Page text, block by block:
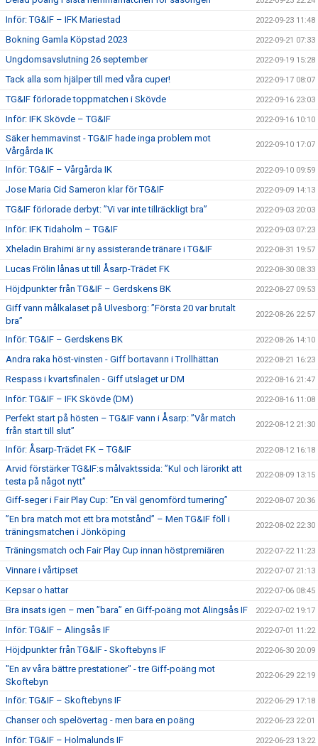
Inför: TG&IF – IFK Mariestad 2022-09-23 11:48
Bokning Gamla Köpstad 2023 2022-09-21 07:33
Ungdomsavslutning 26 september 2022-09-19 15:28
Tack alla som hjälper till med våra cuper! 2022-09-17 08:07
TG&IF förlorade toppmatchen i Skövde 2022-09-16 23:03
Inför: IFK Skövde – TG&IF 2022-09-16 10:10
Säker hemmavinst - TG&IF hade inga problem mot
Vårgårda IK
2022-09-10 17:07
Inför: TG&IF – Vårgårda IK 2022-09-10 09:59
Jose Maria Cid Sameron klar för TG&IF 2022-09-09 14:13
TG&IF förlorade derbyt: ”Vi var inte tillräckligt bra” 2022-09-03 20:03
Inför: IFK Tidaholm – TG&IF 2022-09-03 07:23
Xheladin Brahimi är ny assisterande tränare i TG&IF 2022-08-31 19:57
Lucas Frölin lånas ut till Åsarp-Trädet FK 2022-08-30 08:33
Höjdpunkter från TG&IF – Gerdskens BK 2022-08-27 09:53
Giff vann målkalaset på Ulvesborg: ”Första 20 var brutalt
bra”
2022-08-26 22:57
Inför: TG&IF – Gerdskens BK 2022-08-26 14:10
Andra raka höst-vinsten - Giff bortavann i Trollhättan 2022-08-21 16:23
Respass i kvartsfinalen - Giff utslaget ur DM 2022-08-16 21:47
Inför: TG&IF – IFK Skövde (DM) 2022-08-16 11:08
Perfekt start på hösten – TG&IF vann i Åsarp: ”Vår match
från start till slut”
2022-08-12 21:30
Inför: Åsarp-Trädet FK – TG&IF 2022-08-12 16:18
Arvid förstärker TG&IF:s målvaktssida: ”Kul och lärorikt att
testa på något nytt”
2022-08-09 13:15
Giff-seger i Fair Play Cup: ”En väl genomförd turnering” 2022-08-07 20:36
”En bra match mot ett bra motstånd” – Men TG&IF föll i
träningsmatchen i Jönköping
2022-08-02 22:30
Träningsmatch och Fair Play Cup innan höstpremiären 2022-07-22 11:23
Vinnare i vårtipset 2022-07-07 21:13
Kepsar o hattar 2022-07-06 08:45
Bra insats igen – men ”bara” en Giff-poäng mot Alingsås IF 2022-07-02 19:17
Inför: TG&IF – Alingsås IF 2022-07-01 11:22
Höjdpunkter från TG&IF - Skoftebyns IF 2022-06-30 20:09
"En av våra bättre prestationer" - tre Giff-poäng mot
Skoftebyn
2022-06-29 22:19
Inför: TG&IF – Skoftebyns IF 2022-06-29 17:18
Chanser och spelövertag - men bara en poäng 2022-06-23 22:01
Inför: TG&IF – Holmalunds IF 2022-06-23 13:22